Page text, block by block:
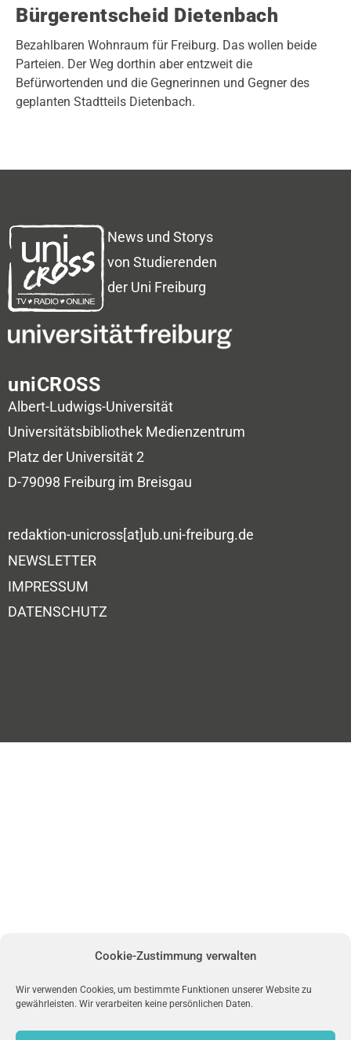
Cookie-Zustimmung verwalten
Wir verwenden Cookies, um bestimmte Funktionen unserer Website zu
gewährleisten. Wir verarbeiten keine persönlichen Daten.
Bürgerentscheid Dietenbach
Bezahlbaren Wohnraum für Freiburg. Das wollen beide
Parteien. Der Weg dorthin aber entzweit die
Befürwortenden und die Gegnerinnen und Gegner des
geplanten Stadtteils Dietenbach.
News und Storys
von Studierenden
der Uni Freiburg
uniCROSS
Albert-Ludwigs-Universität
Universitätsbibliothek Medienzentrum
Platz der Universität 2
D-79098 Freiburg im Breisgau
redaktion-unicross[at]ub.uni-freiburg.de
NEWSLETTER
IMPRESSUM
DATENSCHUTZ